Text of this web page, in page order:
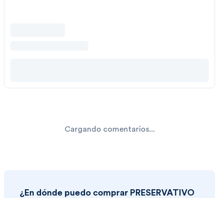
Cargando comentarios...
¿En dónde puedo comprar PRESERVATIVO